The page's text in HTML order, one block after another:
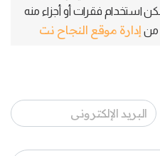
استخدام فقرات أو أجزاء منه
من إدارة موقع النجاح نت